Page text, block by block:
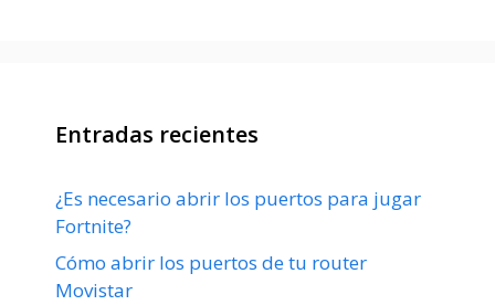
Entradas recientes
¿Es necesario abrir los puertos para jugar
Fortnite?
Cómo abrir los puertos de tu router
Movistar